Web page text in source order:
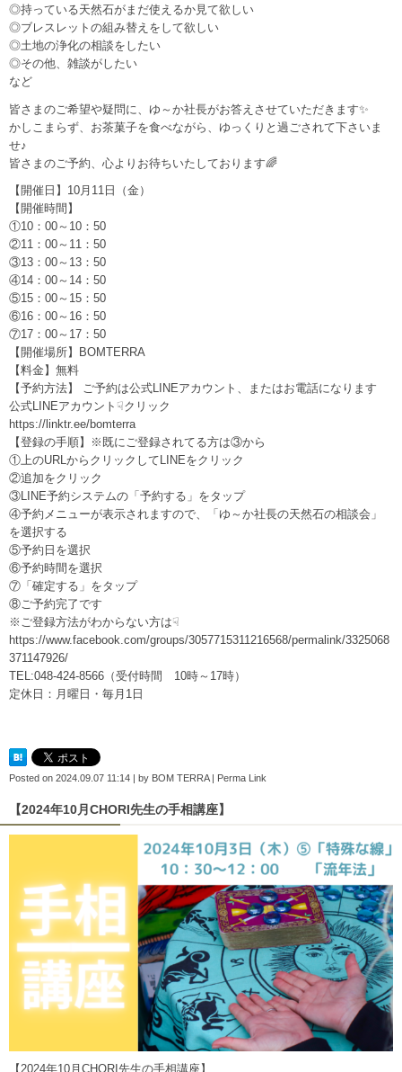
◎持っている天然石がまだ使えるか見て欲しい
◎ブレスレットの組み替えをして欲しい
◎土地の浄化の相談をしたい
◎その他、雑談がしたい
など
皆さまのご希望や疑問に、ゆ～か社長がお答えさせていただきます✨
かしこまらず、お茶菓子を食べながら、ゆっくりと過ごされて下さいま
せ♪
皆さまのご予約、心よりお待ちいたしております🌈
【開催日】10月11日（金）
【開催時間】
①10：00～10：50
②11：00～11：50
③13：00～13：50
④14：00～14：50
⑤15：00～15：50
⑥16：00～16：50
⑦17：00～17：50
【開催場所】BOMTERRA
【料金】無料
【予約方法】 ご予約は公式LINEアカウント、またはお電話になります
公式LINEアカウント☟クリック
https://linktr.ee/bomterra
【登録の手順】※既にご登録されてる方は③から
①上のURLからクリックしてLINEをクリック
②追加をクリック
③LINE予約システムの「予約する」をタップ
④予約メニューが表示されますので、「ゆ～か社長の天然石の相談会」
を選択する
⑤予約日を選択
⑥予約時間を選択
⑦「確定する」をタップ
⑧ご予約完了です
※ご登録方法がわからない方は☟
https://www.facebook.com/groups/3057715311216568/permalink/3325068
371147926/
TEL:048-424-8566（受付時間 10時～17時）
定休日：月曜日・毎月1日
Posted on 2024.09.07 11:14 | by BOM TERRA| Perma Link
【2024年10月CHORI先生の手相講座】
【2024年10月CHORI先生の手相講座】